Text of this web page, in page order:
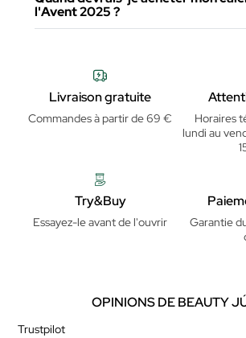
l'Avent 2025 ?
Livraison gratuite
Commandes à partir de 69 €
Horaires
lundi au
Try&Buy
Essayez-le avant de l'ouvrir
Garantie
OPINIONS DE BEAUTY
Trustpilot